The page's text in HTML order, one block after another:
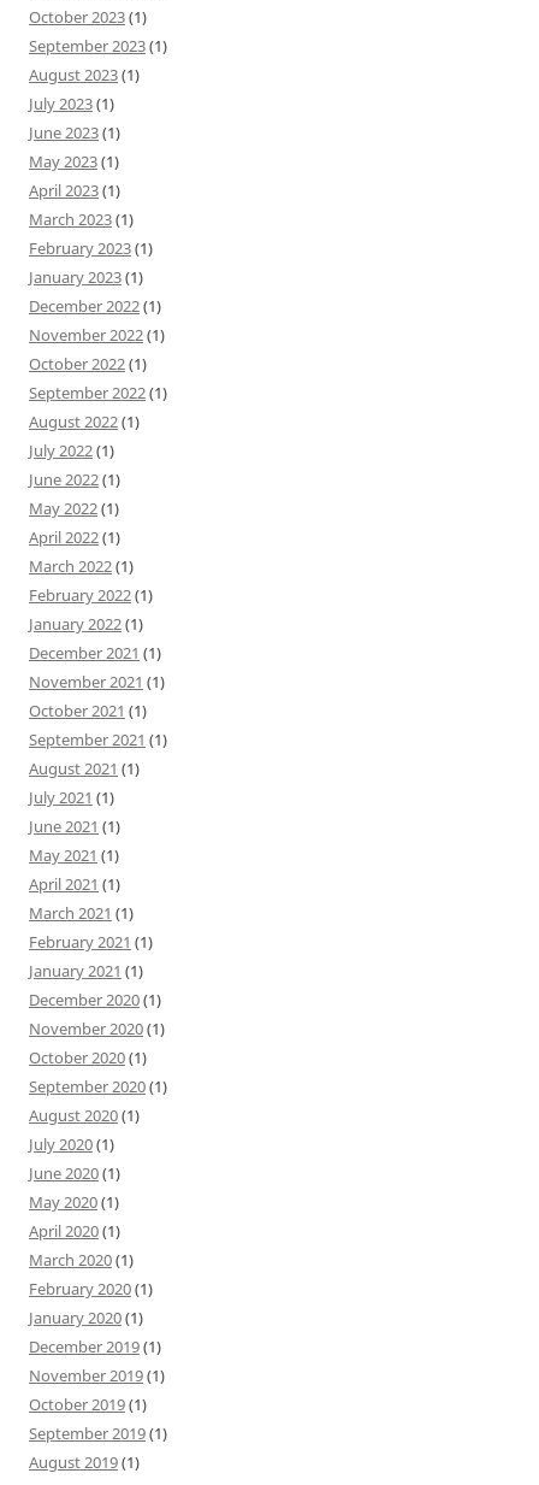
October 2023(1)
September 2023(1)
August 2023(1)
July 2023(1)
June 2023(1)
May 2023(1)
April 2023(1)
March 2023(1)
February 2023(1)
January 2023(1)
December 2022(1)
November 2022(1)
October 2022(1)
September 2022(1)
August 2022(1)
July 2022(1)
June 2022(1)
May 2022(1)
April 2022(1)
March 2022(1)
February 2022(1)
January 2022(1)
December 2021 (1)
November 2021 (1)
October 2021 (1)
September 2021 (1)
August 2021 (1)
July 2021 (1)
June 2021 (1)
May 2021 (1)
April 2021 (1)
March 2021 (1)
February 2021 (1)
January 2021 (1)
December 2020(1)
November 2020(1)
October 2020(1)
September 2020(1)
August 2020(1)
July 2020(1)
June 2020(1)
May 2020(1)
April 2020(1)
March 2020(1)
February 2020(1)
January 2020(1)
December 2019(1)
November 2019(1)
October 2019(1)
September 2019(1)
August 2019(1)